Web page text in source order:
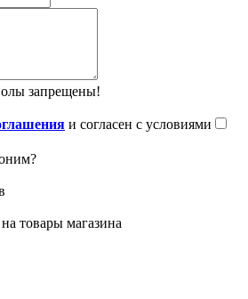
запрещены!
и согласен с условиями
товары магазина